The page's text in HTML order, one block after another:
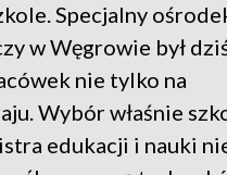
Specjalny
w Węgrowie był
nie tylko na
Wybór właśnie
edukacji i nauki